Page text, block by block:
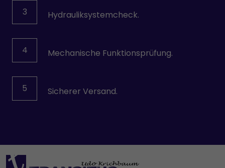
3 Hydrauliksystemcheck.
4 Mechanische Funktionsprüfung.
5 Sicherer Versand.